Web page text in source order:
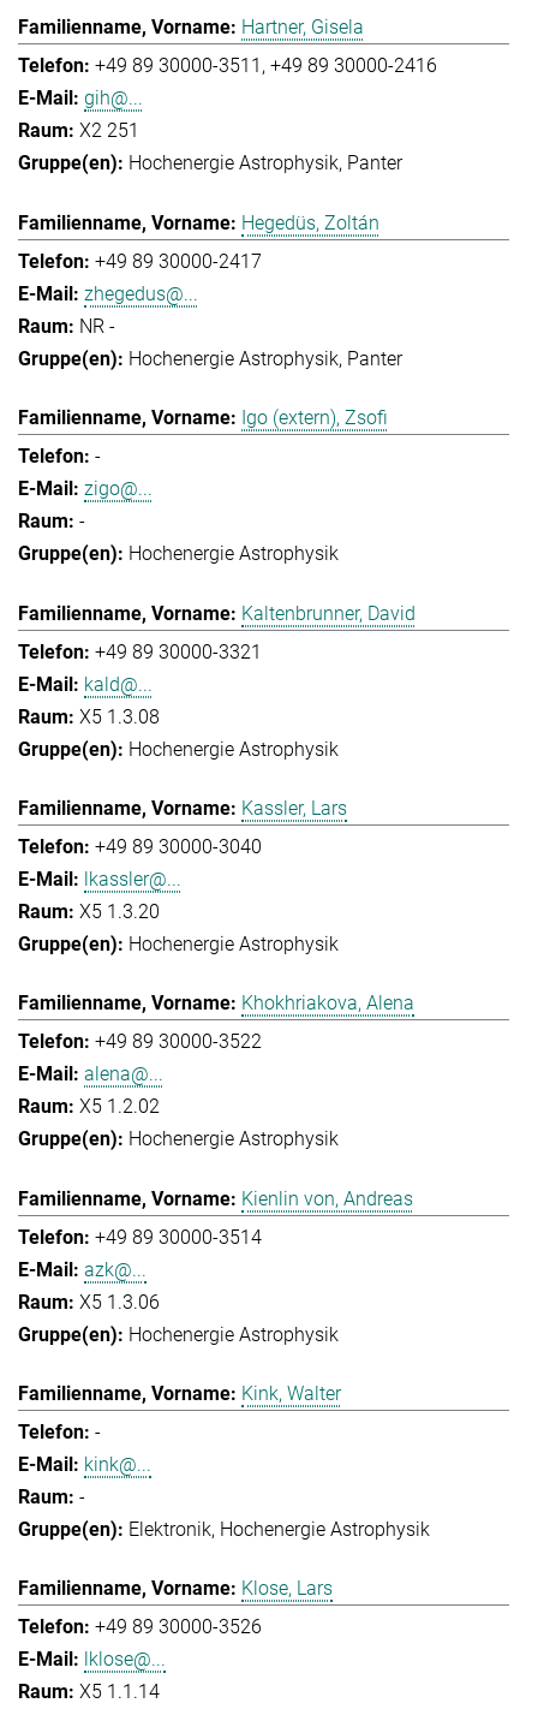
Hartner, Gisela
+49 89 30000-3511 +49 89 30000-2416
gih@...
X2 251
Hochenergie Astrophysik Panter
Hegedüs, Zoltán
+49 89 30000-2417
zhegedus@...
NR -
Hochenergie Astrophysik Panter
Igo (extern), Zsofi
-
zigo@...
-
Hochenergie Astrophysik
Kaltenbrunner, David
+49 89 30000-3321
kald@...
X5 1.3.08
Hochenergie Astrophysik
Kassler, Lars
+49 89 30000-3040
lkassler@...
X5 1.3.20
Hochenergie Astrophysik
Khokhriakova, Alena
+49 89 30000-3522
alena@...
X5 1.2.02
Hochenergie Astrophysik
Kienlin von, Andreas
+49 89 30000-3514
azk@...
X5 1.3.06
Hochenergie Astrophysik
Kink, Walter
-
kink@...
-
Elektronik Hochenergie Astrophysik
Klose, Lars
+49 89 30000-3526
lklose@...
X5 1.1.14